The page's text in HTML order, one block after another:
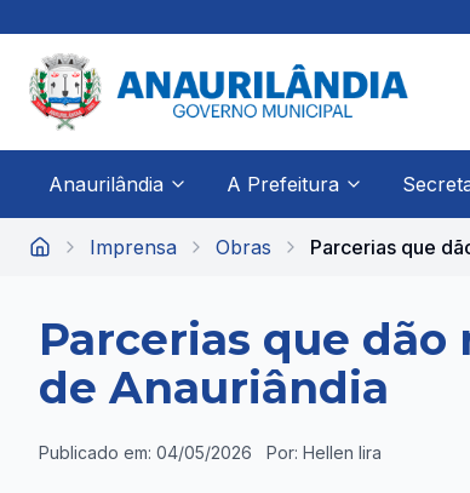
Anaurilândia A Prefeitura
Início
Imprensa Obras Parcerias que
Parcerias que
de Anauriândia
Publicado em: 04/05/2026 Por: Hellen lira